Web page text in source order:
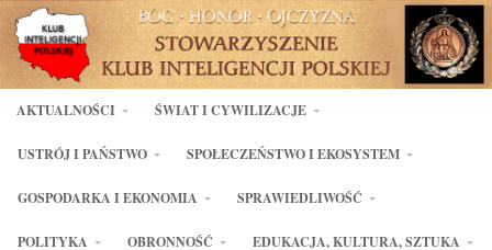
AKTUALNOŚCI ŚWIAT I CYWILIZACJE
USTRÓJ I PAŃSTWO SPOŁECZEŃSTWO I EKOSYSTEM
GOSPODARKA I EKONOMIA SPRAWIEDLIWOŚĆ
POLITYKA OBRONNOŚĆ EDUKACJA, KULTURA, SZTUKA